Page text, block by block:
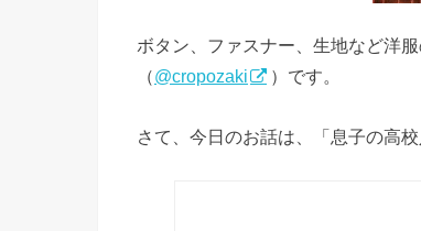
ボタン、ファスナー、生地など洋
（@cropozaki ）です。
さて、今日のお話は、「息子の高校